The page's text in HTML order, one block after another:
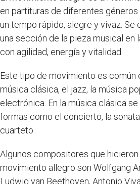
en partituras de diferentes
un tempo rápido, alegre y vivaz.
una sección de la pieza musical en
con agilidad, energía y vitalidad.
Este tipo de movimiento es común
música clásica, el jazz, la música
electrónica. En la música clásica
formas como el concierto, la
cuarteto.
Algunos compositores que hicieron
movimiento allegro son Wolfgang
Ludwig van Beethoven, Antonio